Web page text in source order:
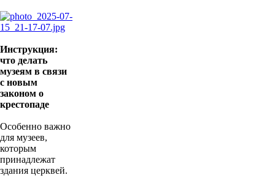
Инструкция:
что делать
музеям в связи
с новым
законом о
крестопаде
Особенно важно
для музеев,
которым
принадлежат
здания церквей.